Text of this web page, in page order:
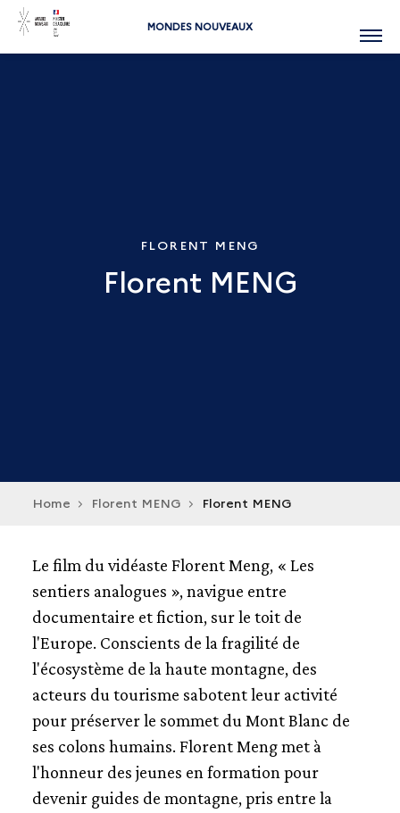
MONDES NOUVEAUX Menu
FLORENT MENG
Florent MENG
Home Florent MENG Florent MENG
Le film du vidéaste Florent Meng, « Les
sentiers analogues », navigue entre
documentaire et fiction, sur le toit de
l'Europe. Conscients de la fragilité de
l'écosystème de la haute montagne, des
acteurs du tourisme sabotent leur activité
pour préserver le sommet du Mont Blanc de
ses colons humains. Florent Meng met à
l'honneur des jeunes en formation pour
devenir guides de montagne, pris entre la